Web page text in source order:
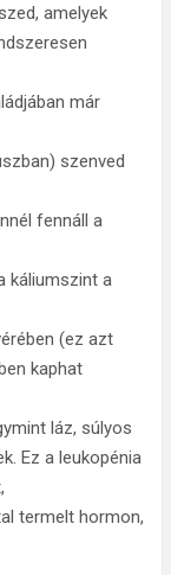
amelyek
már
szenved
fennáll a
káliumszint a
(ez azt
kaphat
láz, súlyos
Ez a leukopénia
termelt hormon,